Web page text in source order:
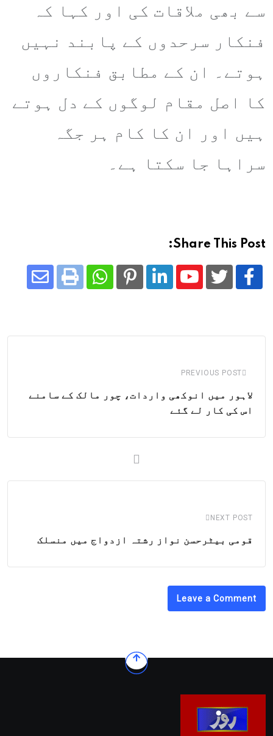
سے بھی ملاقات کی اور کہا کہ
فنکار سرحدوں کے پابند نہیں
ہوتے۔ ان کے مطابق فنکاروں
کا اصل مقام لوگوں کے دل ہوتے
ہیں اور ان کا کام ہر جگہ
سراہا جا سکتا ہے۔
Share This Post:
Youtube
LinkedIn
Pinterest
Whatsapp
Print
PREVIOUS POST
لاہور میں انوکھی واردات، چور مالک کے سامنے
اس کی کار لے گئے
NEXT POST
قومی بیٹرحسن نواز رشتہ ازدواج میں منسلک
Leave a Comment